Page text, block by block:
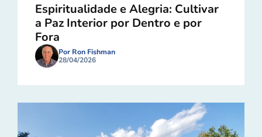
Espiritualidade e Alegria: Cultivar
a Paz Interior por Dentro e por
Fora
Por Ron Fishman
28/04/2026